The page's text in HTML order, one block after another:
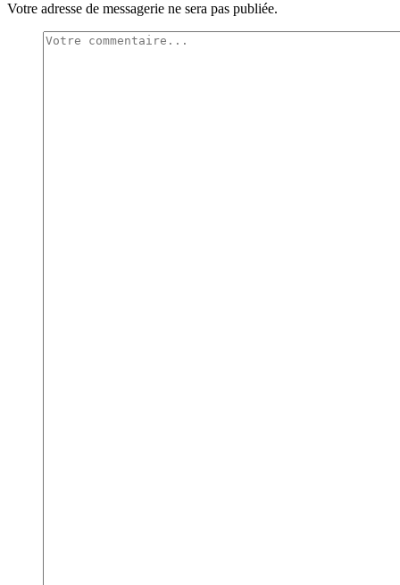
Votre adresse de messagerie ne sera pas publiée.